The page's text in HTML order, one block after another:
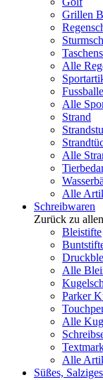
Grillen
Alle
Fussballe
Alle
Strand
Alle
Alle
Schreibwaren
Zurück zu
Bleistifte
Alle
Parker
Alle
Alle
Süßes,